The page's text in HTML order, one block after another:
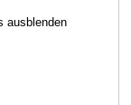
ausblenden